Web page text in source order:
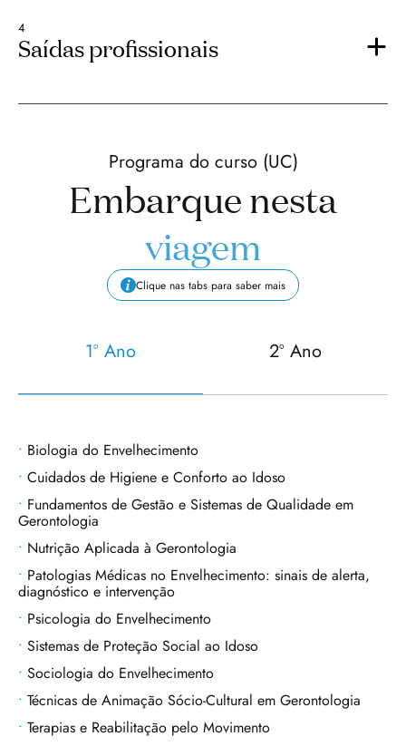
4
Saídas profissionais
Programa do curso (UC)
Embarque nesta
viagem
Clique nas tabs para saber mais
1º Ano 2º Ano
Biologia do Envelhecimento
Cuidados de Higiene e Conforto ao Idoso
Fundamentos de Gestão e Sistemas de Qualidade em
Gerontologia
Nutrição Aplicada à Gerontologia
Patologias Médicas no Envelhecimento: sinais de alerta,
diagnóstico e intervenção
Psicologia do Envelhecimento
Sistemas de Proteção Social ao Idoso
Sociologia do Envelhecimento
Técnicas de Animação Sócio-Cultural em Gerontologia
Terapias e Reabilitação pelo Movimento